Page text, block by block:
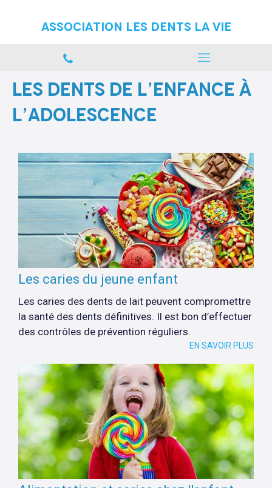
Association Les Dents La vie
Les dents de l’enfance à
l’adolescence
Les caries du jeune enfant
Les caries des dents de lait peuvent compromettre
la santé des dents définitives. Il est bon d’effectuer
des contrôles de prévention réguliers.
EN SAVOIR PLUS